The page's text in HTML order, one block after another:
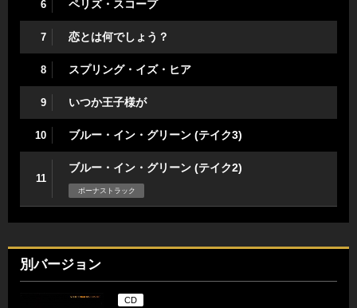
6 ペリズ・スコープ
7 恋とは何でしょう？
8 スプリング・イズ・ヒア
9 いつか王子様が
10 ブルー・イン・グリーン (テイク3)
11
ブルー・イン・グリーン (テイク2)
ボーナストラック
別バージョン
CD